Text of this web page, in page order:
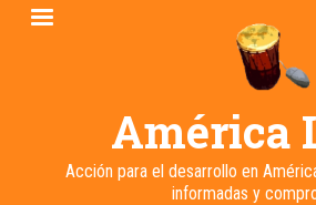
Pasar
América
Acción para el desarrollo en
informadas y